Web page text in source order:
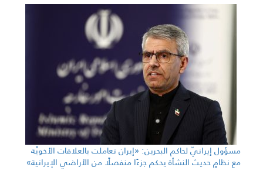
مسؤول إيرانيّ لحاكم البحرين: «إيران تعاملت بالعلاقات الأخويَّة
مع نظامٍ حديث النشأة يحكم جزءًا منفصلًا من الأراضي الإيرانية»